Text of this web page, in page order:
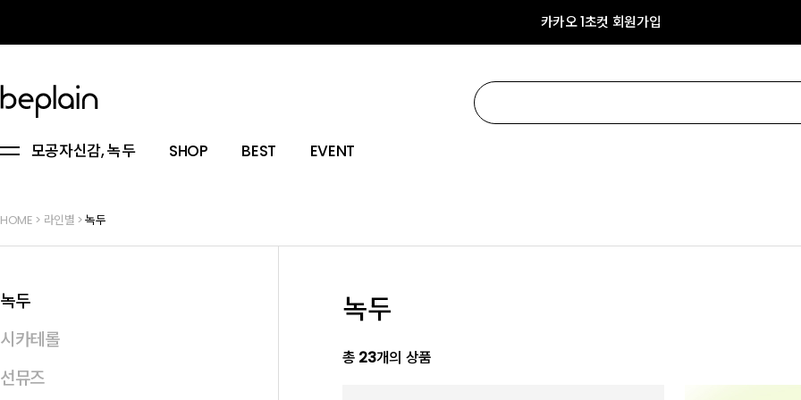
카카오 1초컷 회원가입
모공자신감, 녹두 SHOP BEST EVENT
HOME > 라인별 >녹두
녹두
시카테롤
선뮤즈
녹두
총 23개의 상품